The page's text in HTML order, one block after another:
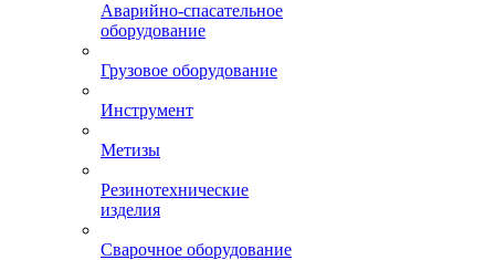
Аварийно-спасательное
оборудование
Грузовое оборудование
Инструмент
Метизы
Резинотехнические
изделия
Сварочное оборудование